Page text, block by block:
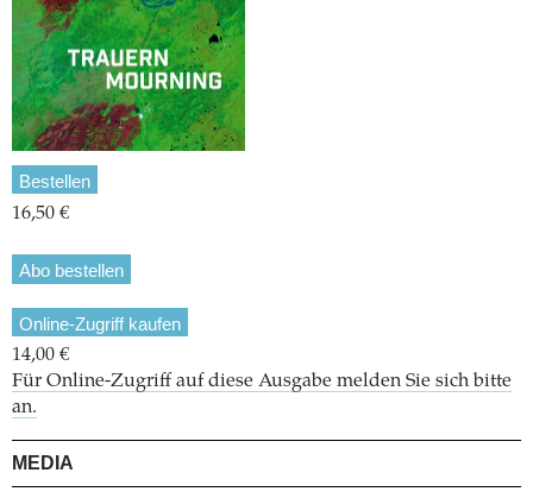
Bestellen
16,50 €
Abo bestellen
Online-Zugriff kaufen
14,00 €
Für Online-Zugriff auf diese Ausgabe melden Sie sich bitte
an.
MEDIA